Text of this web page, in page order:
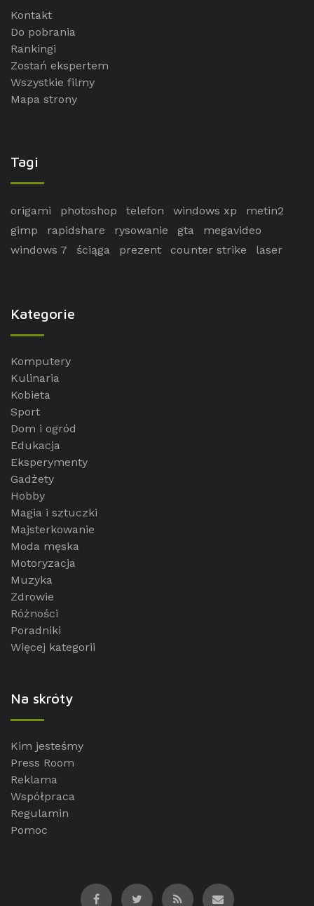
Kontakt
Do pobrania
Rankingi
Zostań ekspertem
Wszystkie filmy
Mapa strony
Tagi
origami photoshop telefon windows xp
metin2
gimp
rapidshare rysowanie gta
megavideo
windows 7
ściąga prezent counter strike laser
Kategorie
Komputery
Kulinaria
Kobieta
Sport
Dom i ogród
Edukacja
Eksperymenty
Gadżety
Hobby
Magia i sztuczki
Majsterkowanie
Moda męska
Motoryzacja
Muzyka
Zdrowie
Różności
Poradniki
Więcej kategorii
Na skróty
Kim jesteśmy
Press Room
Reklama
Współpraca
Regulamin
Pomoc